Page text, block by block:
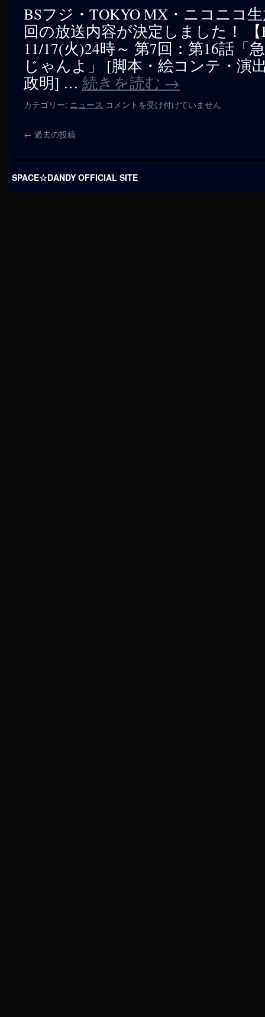
決
定
☆
は
BSフジ・TOKYO MX・ニコニコ
回の放送内容が決定しました！
11/17(火)24時～ 第7回：第16話「
じゃんよ」 [脚本・絵コンテ・演
政明] … 続きを読む →
カテゴリー: ニュース 再
回・
話
コメントを受け付けていません
← 過去の投稿
SPACE☆DANDY OFFICIAL SITE